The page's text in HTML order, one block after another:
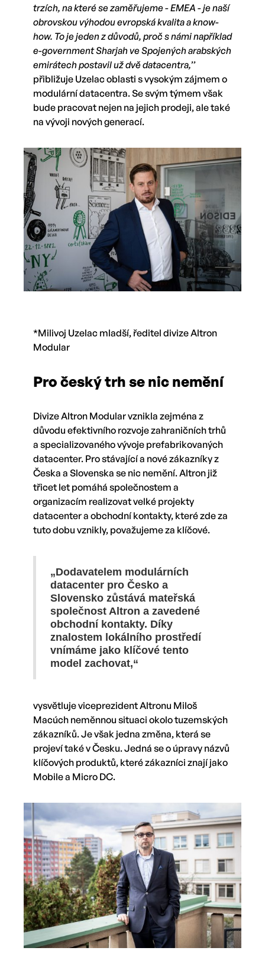
trzích, na které se zaměřujeme - EMEA - je naší
obrovskou výhodou evropská kvalita a know-
how. To je jeden z důvodů, proč s námi například
e-government Sharjah ve Spojených arabských
emirátech postavil už dvě datacentra,’’
přibližuje Uzelac oblasti s vysokým zájmem o
modulární datacentra. Se svým týmem však
bude pracovat nejen na jejich prodeji, ale také
na vývoji nových generací.
*Milivoj Uzelac mladší, ředitel divize Altron
Modular
Pro český trh se nic nemění
Divize Altron Modular vznikla zejména z
důvodu efektivního rozvoje zahraničních trhů
a specializovaného vývoje prefabrikovaných
datacenter. Pro stávající a nové zákazníky z
Česka a Slovenska se nic nemění. Altron již
třicet let pomáhá společnostem a
organizacím realizovat velké projekty
datacenter a obchodní kontakty, které zde za
tuto dobu vznikly, považujeme za klíčové.
„Dodavatelem modulárních
datacenter pro Česko a
Slovensko zůstává mateřská
společnost Altron a zavedené
obchodní kontakty. Díky
znalostem lokálního prostředí
vnímáme jako klíčové tento
model zachovat,“
vysvětluje viceprezident Altronu Miloš
Macúch neměnnou situaci okolo tuzemských
zákazníků. Je však jedna změna, která se
projeví také v Česku. Jedná se o úpravy názvů
klíčových produktů, které zákazníci znají jako
Mobile a Micro DC.